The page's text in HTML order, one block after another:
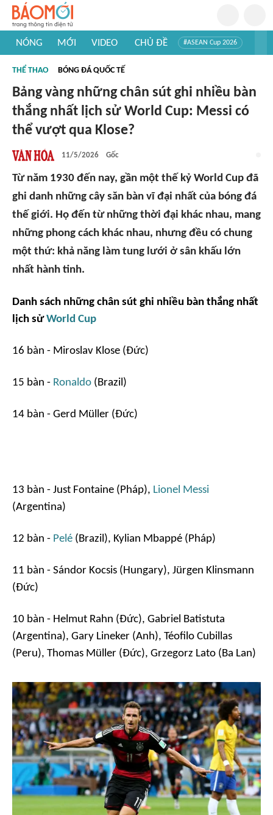
NÓNG MỚI VIDEO CHỦ ĐỀ #ASEAN Cup 2026
#Khám phá thế giới
THỂ THAO BÓNG ĐÁ QUỐC TẾ
Bảng vàng những chân sút ghi nhiều bàn
thắng nhất lịch sử World Cup: Messi có
thể vượt qua Klose?
11/5/2026 Gốc
Từ năm 1930 đến nay, gần một thế kỷ World Cup đã
ghi danh những cây săn bàn vĩ đại nhất của bóng đá
thế giới. Họ đến từ những thời đại khác nhau, mang
những phong cách khác nhau, nhưng đều có chung
một thứ: khả năng làm tung lưới ở sân khấu lớn
nhất hành tinh.
Danh sách những chân sút ghi nhiều bàn thắng nhất
lịch sửWorld Cup
16 bàn - Miroslav Klose (Đức)
15 bàn - Ronaldo (Brazil)
14 bàn - Gerd Müller (Đức)
13 bàn - Just Fontaine (Pháp), Lionel Messi
(Argentina)
12 bàn - Pelé (Brazil), Kylian Mbappé (Pháp)
11 bàn - Sándor Kocsis (Hungary), Jürgen Klinsmann
(Đức)
10 bàn - Helmut Rahn (Đức), Gabriel Batistuta
(Argentina), Gary Lineker (Anh), Téofilo Cubillas
(Peru), Thomas Müller (Đức), Grzegorz Lato (Ba Lan)